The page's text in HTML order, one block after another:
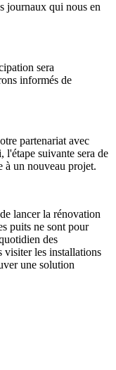
journaux qui nous en
sera
informés de
partenariat avec
l'étape suivante sera de
à un nouveau projet.
lancer la rénovation
puits ne sont pour
des
visiter les installations
une solution